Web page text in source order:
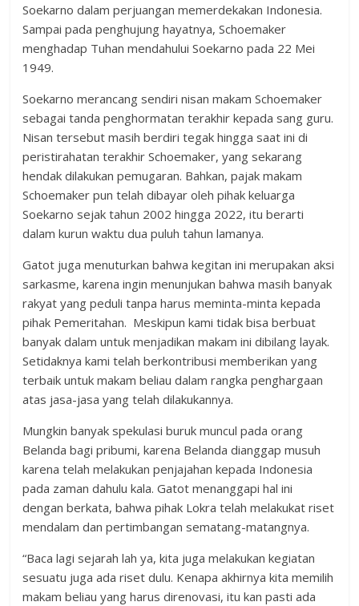
Soekarno dalam perjuangan memerdekakan Indonesia.
Sampai pada penghujung hayatnya, Schoemaker
menghadap Tuhan mendahului Soekarno pada 22 Mei
1949.
Soekarno merancang sendiri nisan makam Schoemaker
sebagai tanda penghormatan terakhir kepada sang guru.
Nisan tersebut masih berdiri tegak hingga saat ini di
peristirahatan terakhir Schoemaker, yang sekarang
hendak dilakukan pemugaran. Bahkan, pajak makam
Schoemaker pun telah dibayar oleh pihak keluarga
Soekarno sejak tahun 2002 hingga 2022, itu berarti
dalam kurun waktu dua puluh tahun lamanya.
Gatot juga menuturkan bahwa kegitan ini merupakan aksi
sarkasme, karena ingin menunjukan bahwa masih banyak
rakyat yang peduli tanpa harus meminta-minta kepada
pihak Pemeritahan. Meskipun kami tidak bisa berbuat
banyak dalam untuk menjadikan makam ini dibilang layak.
Setidaknya kami telah berkontribusi memberikan yang
terbaik untuk makam beliau dalam rangka penghargaan
atas jasa-jasa yang telah dilakukannya.
Mungkin banyak spekulasi buruk muncul pada orang
Belanda bagi pribumi, karena Belanda dianggap musuh
karena telah melakukan penjajahan kepada Indonesia
pada zaman dahulu kala. Gatot menanggapi hal ini
dengan berkata, bahwa pihak Lokra telah melakukat riset
mendalam dan pertimbangan sematang-matangnya.
“Baca lagi sejarah lah ya, kita juga melakukan kegiatan
sesuatu juga ada riset dulu. Kenapa akhirnya kita memilih
makam beliau yang harus direnovasi, itu kan pasti ada